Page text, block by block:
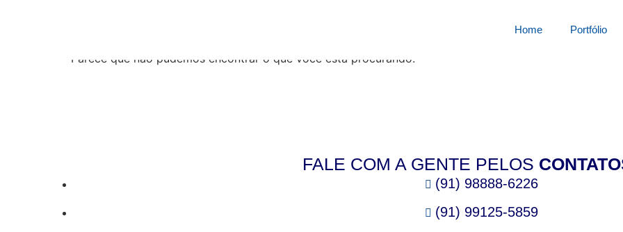
Home Portfólio
Parece que não pudemos encontrar o que você está procurando.
FALE COM A GENTE PELOS
(91) 98888-6226
(91) 99125-5859